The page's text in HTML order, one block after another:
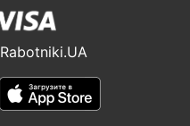
Rabotniki.UA